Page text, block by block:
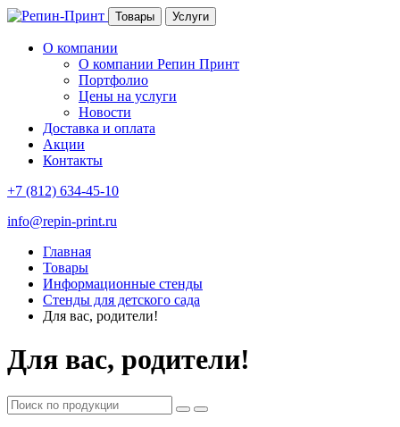
Товары Услуги
О компании
О компании Репин Принт
Портфолио
Цены на услуги
Новости
Доставка и оплата
Акции
Контакты
+7 (812) 634-45-10
info@repin-print.ru
Главная
Товары
Информационные стенды
Стенды для детского сада
Для вас, родители!
Для вас, родители!